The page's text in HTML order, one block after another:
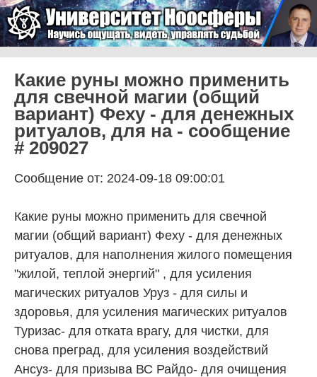
Университет Ноосферы
Какие руны можно применить
для свечной магии (общий
вариант) Феху - для денежных
ритуалов, для на - сообщение
# 209027
Сообщение от: 2024-09-18 09:00:01
Какие руны можно применить для свечной
магии (общий вариант) Феху - для денежных
ритуалов, для наполнения жилого помещения
"жилой, теплой энергий" , для усиления
магических ритуалов Уруз - для силы и
здоровья, для усиления магических ритуалов
Туризас- для отката врагу, для чистки, для
снова преград, для усиления воздействий
Ансуз- для призыва ВС Райдо- для очищения